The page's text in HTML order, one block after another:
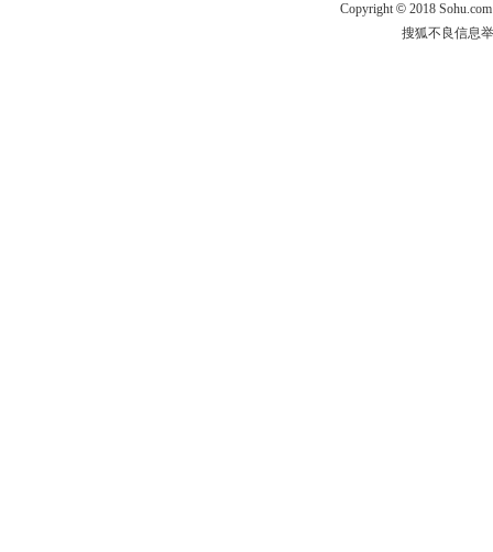
Copyright © 2018
搜狐不良信息